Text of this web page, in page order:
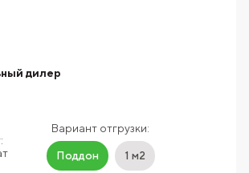
Вариант отгрузки:
Поддон 1 м2
дилер